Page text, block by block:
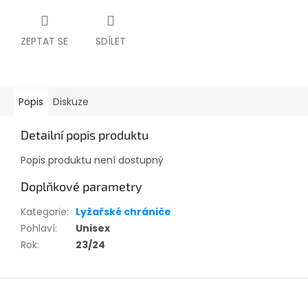
ZEPTAT SE SDÍLET
Popis Diskuze
Detailní popis produktu
Popis produktu není dostupný
Doplňkové parametry
Kategorie: Lyžařské chrániče
Pohlaví:
Unisex
Rok: 23/24